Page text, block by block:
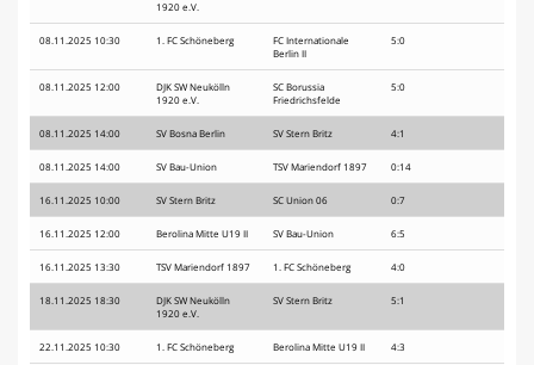
1920 e.V.
08.11.2025 10:30 1. FC Schöneberg
FC Internationale
Berlin II
5:0
08.11.2025 12:00
DJK SW Neukölln
1920 e.V.
SC Borussia
Friedrichsfelde
5:0
08.11.2025 14:00 SV Bosna Berlin SV Stern Britz 4:1
08.11.2025 14:00 SV Bau-Union TSV Mariendorf 1897 0:14
16.11.2025 10:00 SV Stern Britz SC Union 06 0:7
16.11.2025 12:00 Berolina Mitte U19 II SV Bau-Union 6:5
16.11.2025 13:30 TSV Mariendorf 1897 1. FC Schöneberg 4:0
18.11.2025 18:30
DJK SW Neukölln
1920 e.V.
SV Stern Britz 5:1
22.11.2025 10:30 1. FC Schöneberg Berolina Mitte U19 II 4:3